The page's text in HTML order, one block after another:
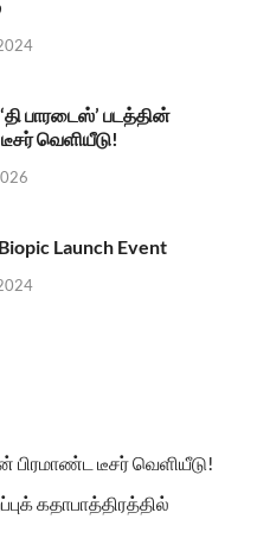
பாரடைஸ்’ படத்தின்
வெளியீடு!
Launch Event
பிரமாண்ட டீசர் வெளியீடு!
கதாபாத்திரத்தில்